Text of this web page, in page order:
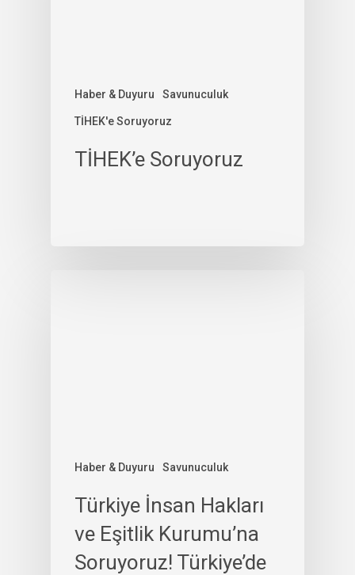
Haber & Duyuru Savunuculuk
TİHEK'e Soruyoruz
TİHEK’e Soruyoruz
Haber & Duyuru Savunuculuk
Türkiye İnsan Hakları
ve Eşitlik Kurumu’na
Soruyoruz! Türkiye’de